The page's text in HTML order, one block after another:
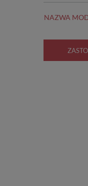
NAZWA